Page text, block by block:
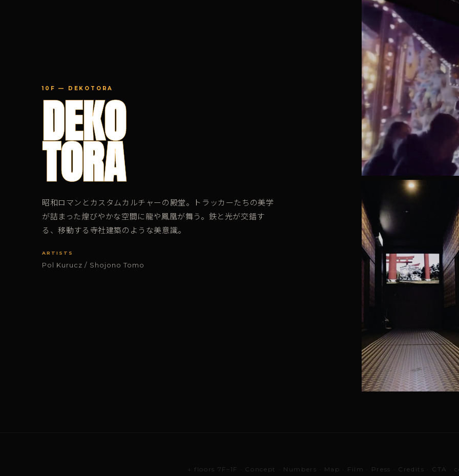
10F — DEKOTORA
DEKO
TORA
昭和ロマンとカスタムカルチャーの殿堂。トラッカーたちの美学
が詰まった煌びやかな空間に龍や鳳凰が舞う。鉄と光が交錯す
る、移動する寺社建築のような美意識。
ARTISTS
Pol Kurucz / Shojono Tomo
↓ floors 7F–1F · Concept · Numbers · Map · Film · Press · Credits · CTA